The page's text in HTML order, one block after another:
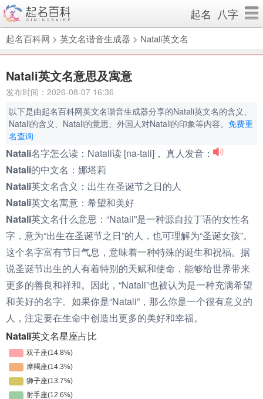
起名 八字
起名百科网 > 英文名谐音生成器 > Natali英文名
Natali英文名意思及寓意
发布时间：2026-08-07 16:36
以下是由起名百科网英文名谐音生成器分享的Natali英文名的含义、
Natali的含义、Natali的意思、外国人对Natali的印象等内容。 免费重
名查询
Natali名字怎么读： Natali读 [na-tali]， 真人发音：
Natali的中文名： 娜塔莉
Natali英文名含义： 出生在圣诞节之日的人
Natali英文名寓意： 希望和美好
Natali英文名什么意思： “Natali”是一种源自拉丁语的女性名
字，意为“出生在圣诞节之日”的人，也可理解为“圣诞女孩”。
这个名字富有节日气息，意味着一种特殊的诞生和祝福。据
说圣诞节出生的人有着特别的天赋和使命，能够给世界带来
更多的善良和祥和。因此，“Natali”也被认为是一种充满希望
和美好的名字。如果你是“Natali”，那么你是一个很有意义的
人，注定要在生命中创造出更多的美好和幸福。
Natali英文名星座占比